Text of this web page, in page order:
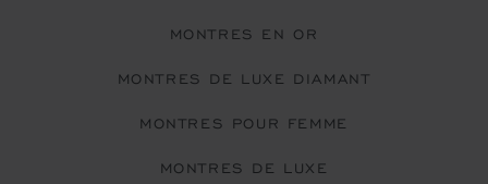
MONTRES EN OR
MONTRES DE LUXE DIAMANT
MONTRES POUR FEMME
MONTRES DE LUXE